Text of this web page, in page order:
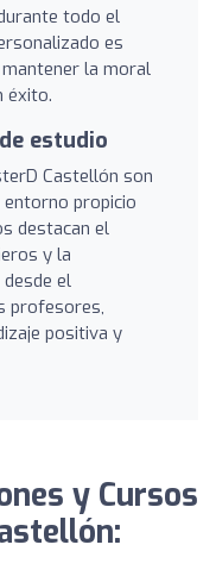
todo el
es
la moral
éxito.
estudio
Castellón son
propicio
destacan el
y la
el
profesores,
positiva y
y Cursos